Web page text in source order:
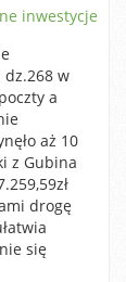
inwestycje
w
a
aż 10
z Gubina
drogę
się